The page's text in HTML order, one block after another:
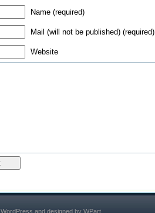
Name (required)
Mail (will not be published) (required)
Website
WordPress and designed by WPart